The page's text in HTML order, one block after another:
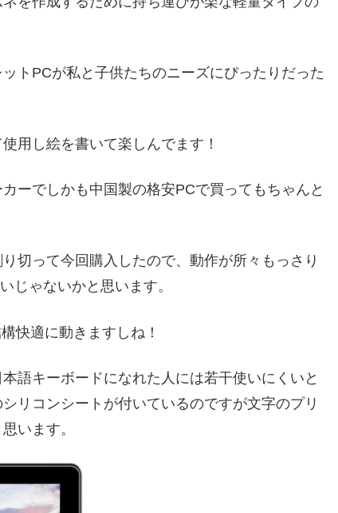
トPCが私と子供たちのニーズにぴったりだった
用し絵を書いて楽しんでます！
ーでしかも中国製の格安PCで買ってもちゃんと
切って今回購入したので、動作が所々もっさり
じゃないかと思います。
快適に動きますしね！
語キーボードになれた人には若干使いにくいと
リコンシートが付いているのですが文字のプリ
います。